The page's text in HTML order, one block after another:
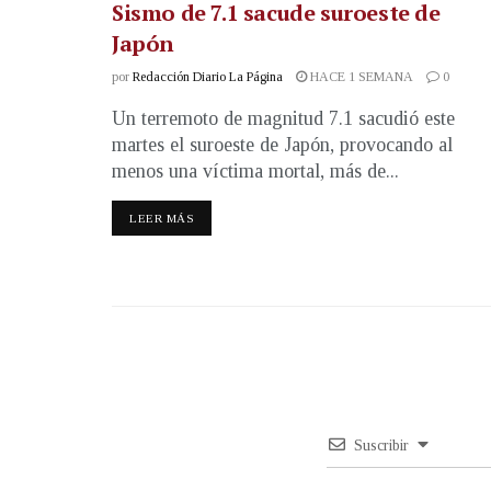
Sismo de 7.1 sacude suroeste de
Japón
por Redacción Diario La Página HACE 1 SEMANA 0
Un terremoto de magnitud 7.1 sacudió este
martes el suroeste de Japón, provocando al
menos una víctima mortal, más de...
LEER MÁS
Suscribir